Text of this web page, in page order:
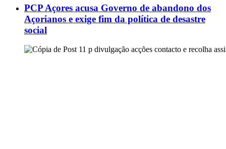
PCP Açores acusa Governo de abandono dos
Açorianos e exige fim da política de desastre
social